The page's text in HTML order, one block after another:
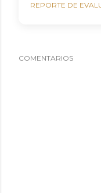
REPORTE DE
COMENTARIOS